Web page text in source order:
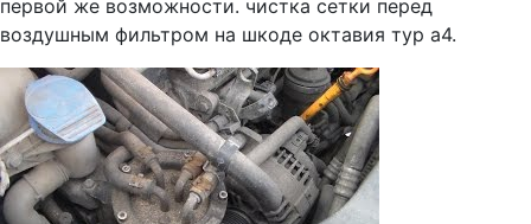
первой же возможности. чистка сетки перед
воздушным фильтром на шкоде октавия тур а4.